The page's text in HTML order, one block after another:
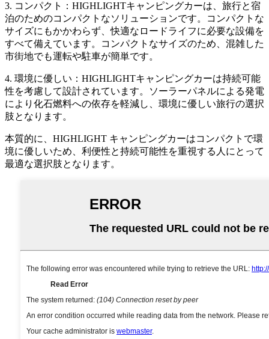
3. コンパクト：HIGHLIGHTキャンピングカーは、旅行と宿
泊のためのコンパクトなソリューションです。コンパクトな
サイズにもかかわらず、快適なロードライフに必要な設備を
すべて備えています。コンパクトなサイズのため、混雑した
市街地でも運転や駐車が簡単です。
4. 環境に優しい：HIGHLIGHTキャンピングカーは持続可能
性を考慮して設計されています。ソーラーパネルによる発電
により化石燃料への依存を軽減し、環境に優しい旅行の選択
肢となります。
本質的に、HIGHLIGHT キャンピングカーはコンパクトで環
境に優しいため、利便性と持続可能性を重視する人にとって
最適な選択肢となります。